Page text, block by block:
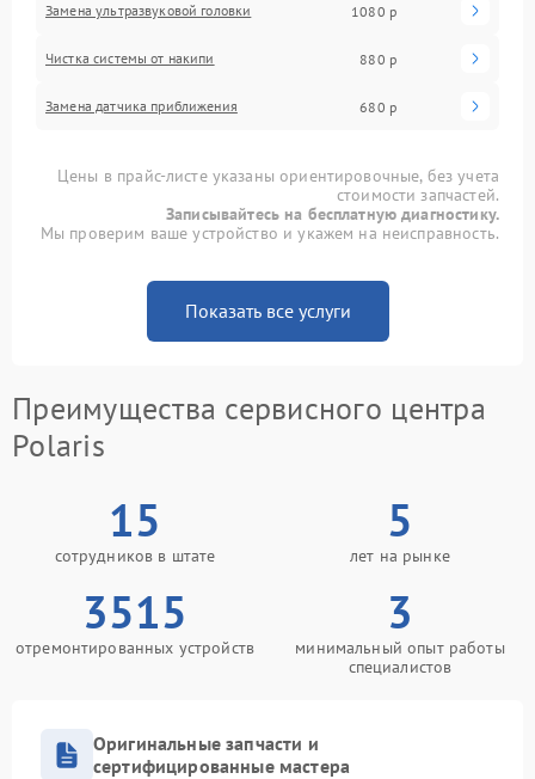
Замена ультразвуковой головки 1080 р
Чистка системы от накипи 880 р
Замена датчика приближения 680 р
Цены в прайс-листе указаны ориентировочные, без учета
стоимости запчастей.
Записывайтесь на бесплатную диагностику.
Мы проверим ваше устройство и укажем на неисправность.
Показать все услуги
Преимущества сервисного центра
Polaris
15
сотрудников в штате
5
лет на рынке
3515
отремонтированных устройств
3
минимальный опыт работы
специалистов
Оригинальные запчасти и
сертифицированные мастера